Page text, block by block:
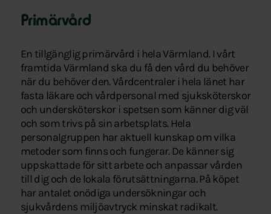
Primärvård
En tillgänglig primärvård i hela Värmland. I vårt
framtida Värmland ska du få den vård du behöver
när du behöver den. Vårdcentraler i hela länet har
fasta läkare och vårdpersonal med sjuksköterskor
och undersköterskor i spetsen som känner dig väl
och som trivs på sin arbetsplats. Hela
personalgruppen har aktuell kunskap om vilka
metoder som finns och fungerar. De känner sig
uppskattade för sitt arbete och anpassar vården
till dig och de lokala förutsättningarna. På köpet
har antalet onödiga undersökningar och
sjukvårdens miljöavtryck minskat radikalt.